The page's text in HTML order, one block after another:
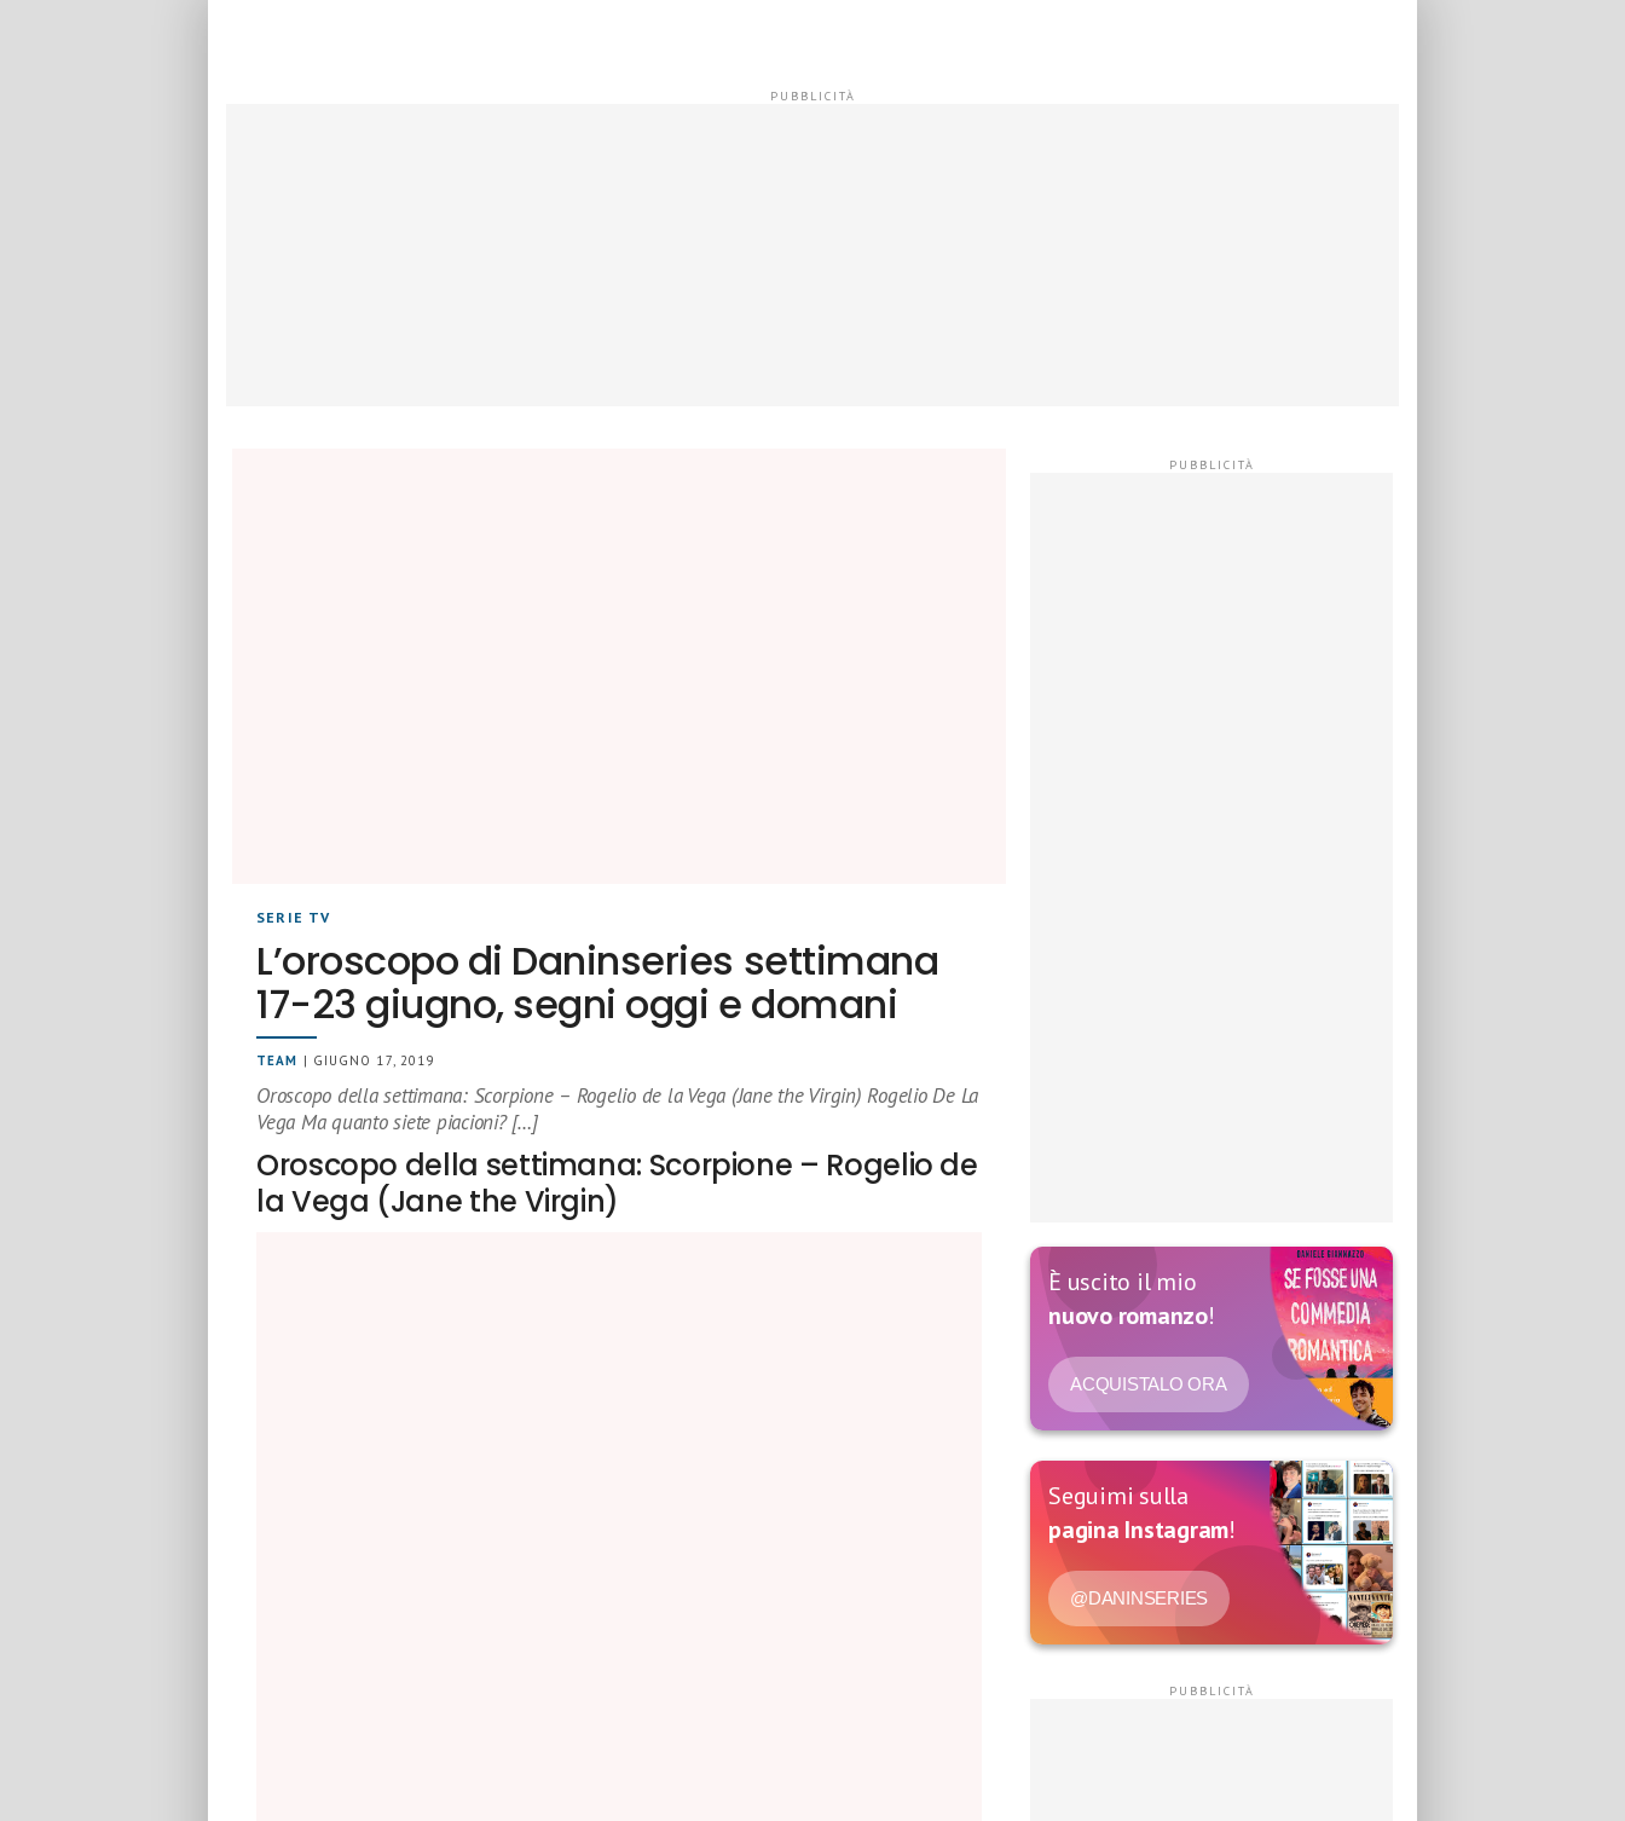
SERIE TV
L’oroscopo di Daninseries settimana
17-23 giugno, segni oggi e domani
TEAM | GIUGNO 17, 2019
Oroscopo della settimana: Scorpione – Rogelio de la Vega (Jane the Virgin) Rogelio De La
Vega Ma quanto siete piacioni? […]
Oroscopo della settimana: Scorpione – Rogelio de
la Vega (Jane the Virgin)
È uscito il mio
nuovo romanzo!
ACQUISTALO ORA
Seguimi sulla
pagina Instagram!
@DANINSERIES